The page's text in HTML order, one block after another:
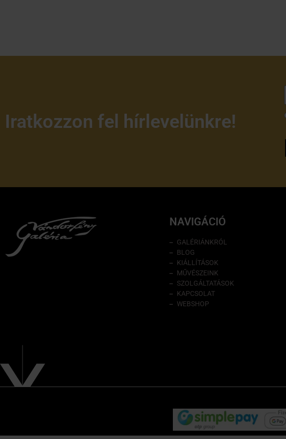
Iratkozzon fel hírlevelünkre!
NAVIGÁCIÓ
GALÉRIÁNKRÓL
BLOG
KIÁLLÍTÁSOK
MŰVÉSZEINK
SZOLGÁLTATÁSOK
KAPCSOLAT
WEBSHOP